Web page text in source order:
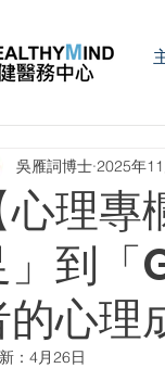
心理
」到「
的心理
吳雁詞博士 2025年
： 4月26日